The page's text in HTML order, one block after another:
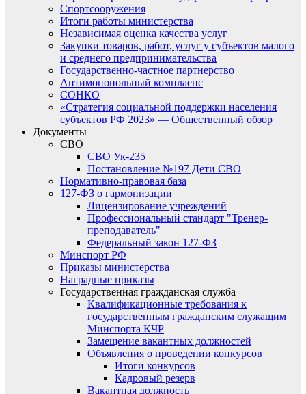
Спортсооружения
Итоги работы министерства
Независимая оценка качества услуг
Закупки товаров, работ, услуг у субъектов малого
и среднего предпринимательства
Государственно-частное партнерство
Антимонопольный комплаенс
СОНКО
«Стратегия социальной поддержки населения
субъектов РФ 2023» — Общественный обзор
Документы
СВО
СВО Ук-235
Постановление №197 Дети СВО
Нормативно-правовая база
127-ФЗ о гармонизации
Лицензирование учреждений
Профессиональный стандарт "Тренер-
преподаватель"
Федеральный закон 127-ФЗ
Минспорт РФ
Приказы министерства
Наградные приказы
Государственная гражданская служба
Квалификационные требования к
государственным гражданским служащим
Минспорта КЧР
Замещение вакантных должностей
Объявления о проведении конкурсов
Итоги конкурсов
Кадровый резерв
Вакантная должность